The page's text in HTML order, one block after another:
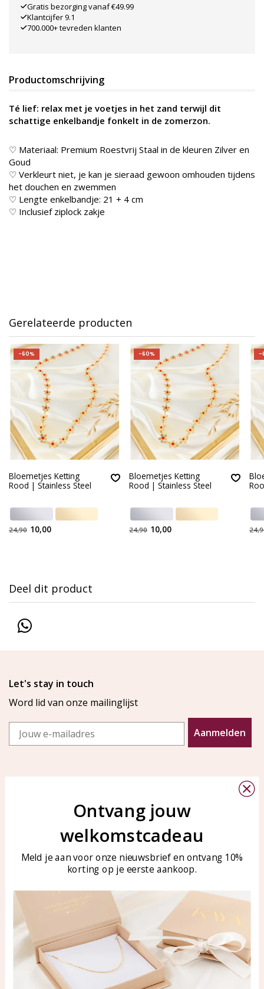
Gratis bezorging vanaf €49.99
Klantcijfer 9.1
700.000+ tevreden klanten
Productomschrijving
Té lief: relax met je voetjes in het zand terwijl dit
schattige enkelbandje fonkelt in de zomerzon.
♡ Materiaal: Premium Roestvrij Staal in de kleuren Zilver en
Goud
♡ Verkleurt niet, je kan je sieraad gewoon omhouden tijdens
het douchen en zwemmen
♡ Lengte enkelbandje: 21 + 4 cm
♡ Inclusief ziplock zakje
Gerelateerde producten
-60%
Bloemetjes Ketting
Rood | Stainless Steel
24,90 10,00
-60%
Bloemetjes Ketting
Rood | Stainless Steel
24,90 10,00
-
Deel dit product
Let's stay in touch
Word lid van onze mailinglijst
Email
Aanmelden
Klantenservice
Sieraden onderhouden
KAYA Sieraden
tussen 09:00-17:00
Tel: 0850003187
WhatsApp: 0850003187
klantenservice@kayasierade
Producten KAYA Sieraden
Ontvang jouw
welkomstcadeau
Meld je aan voor onze nieuwsbrief en ontvang 10%
korting op je eerste aankoop.